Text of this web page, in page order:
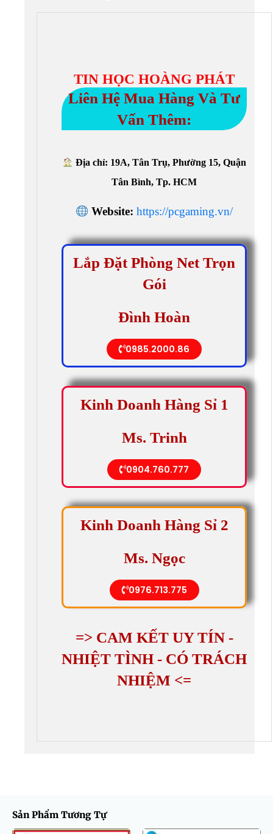
TIN HỌC HOÀNG PHÁT
Liên Hệ Mua Hàng Và Tư
Vấn Thêm:
Địa chỉ: 19A, Tân Trụ, Phường 15, Quận
Tân Bình, Tp. HCM
Website: https://pcgaming.vn/
Lắp Đặt Phòng Net Trọn
Gói
Đình Hoàn
0985.2000.86
Kinh Doanh Hàng Sỉ 1
Ms. Trinh
0904.760.777
Kinh Doanh Hàng Sỉ 2
Ms. Ngọc
0976.713.775
=> CAM KẾT UY TÍN -
NHIỆT TÌNH - CÓ TRÁCH
NHIỆM <=
Sản Phẩm Tương Tự